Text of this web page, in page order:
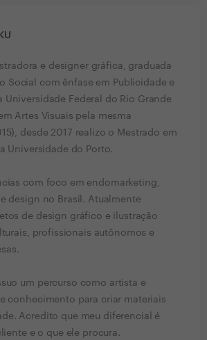
e designer gráfica, graduada
Social com ênfase em Publicidade e
Universidade Federal do Rio Grande
Artes Visuais pela mesma
desde 2017 realizo o Mestrado em
Universidade do Porto.
com foco em endomarketing,
design no Brasil. Atualmente
de design gráfico e ilustração
profissionais autônomos e
um percurso como artista e
conhecimento para criar materiais
Acredito que meu diferencial é
e o que ele procura.